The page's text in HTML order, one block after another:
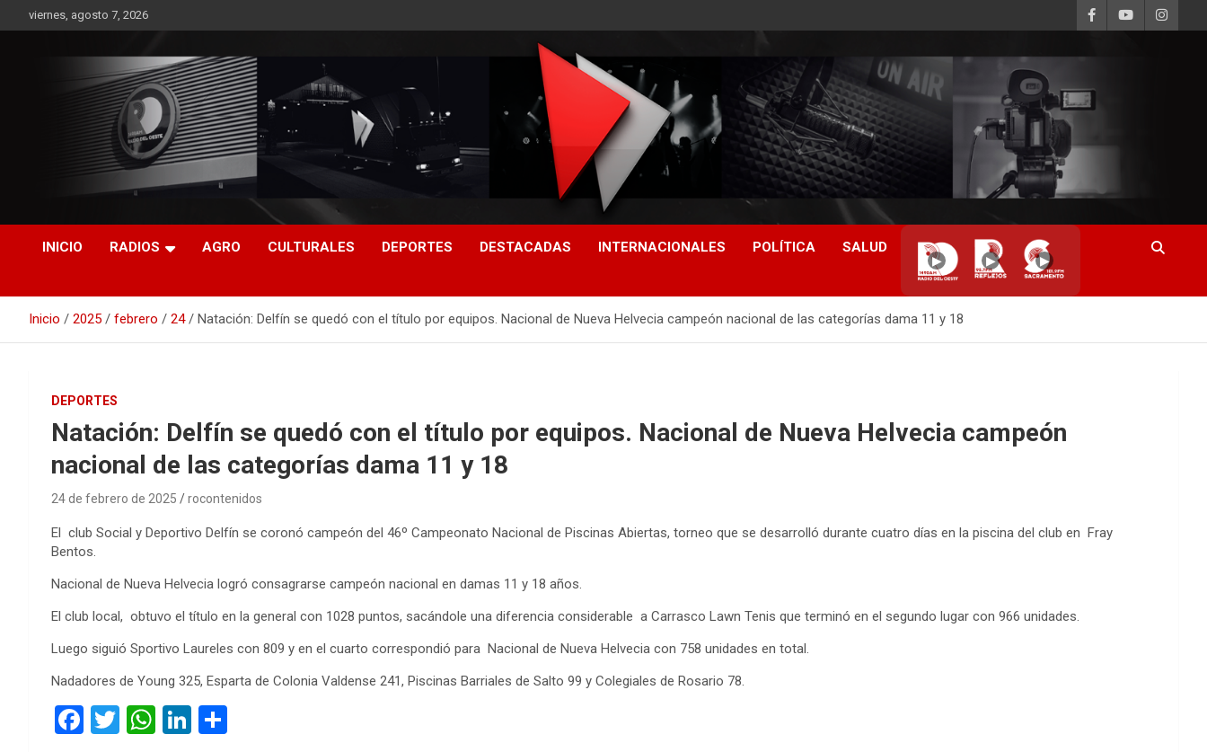
al
viernes, agosto 7, 2026
RO CONTENIDOS
INICIO RADIOS AGRO CULTURALES DEPORTES DESTACADAS INTERNACIONALES POLÍTICA SALUD
▶ ▶ ▶
Inicio 2025 febrero 24 Natación: Delfín se quedó con el título por equipos. Nacional de Nueva Helvecia campeón nacional de las categorías dama 11 y 18
DEPORTES
Natación: Delfín se quedó con el título por equipos. Nacional de Nueva Helvecia campeón
nacional de las categorías dama 11 y 18
24 de febrero de 2025 rocontenidos
El club Social y Deportivo Delfín se coronó campeón del 46º Campeonato Nacional de Piscinas Abiertas, torneo que se desarrolló durante cuatro días en la piscina del club en Fray
Bentos.
Nacional de Nueva Helvecia logró consagrarse campeón nacional en damas 11 y 18 años.
El club local, obtuvo el título en la general con 1028 puntos, sacándole una diferencia considerable a Carrasco Lawn Tenis que terminó en el segundo lugar con 966 unidades.
Luego siguió Sportivo Laureles con 809 y en el cuarto correspondió para Nacional de Nueva Helvecia con 758 unidades en total.
Nadadores de Young 325, Esparta de Colonia Valdense 241, Piscinas Barriales de Salto 99 y Colegiales de Rosario 78.
F
T
W
Li